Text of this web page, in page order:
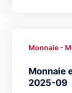
Monnaie
2025-09
Monnaie -